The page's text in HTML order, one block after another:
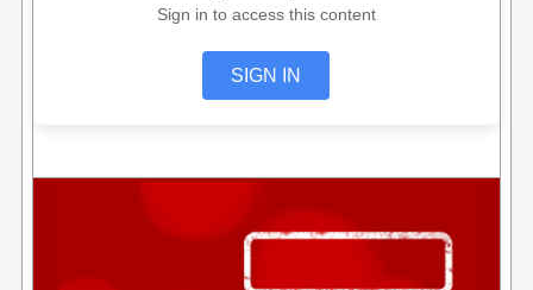
Sign in to access this content
SIGN IN